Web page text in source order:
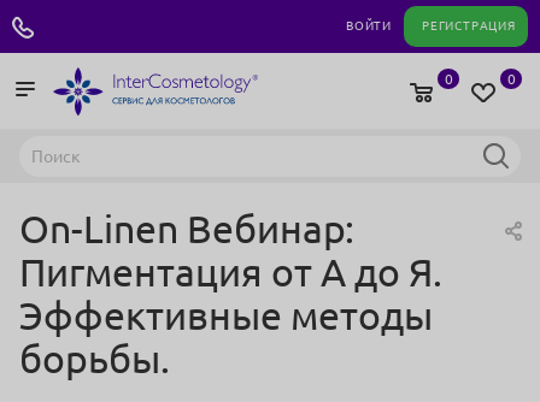
ВОЙТИ РЕГИСТРАЦИЯ
0
0
On-Linen Вебинар:
Пигментация от А до Я.
Эффективные методы
борьбы.